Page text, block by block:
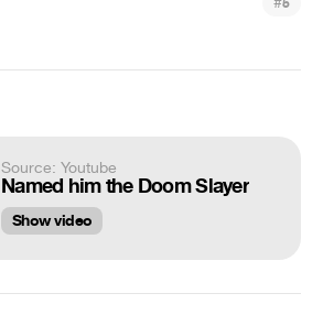
Source: Youtube
Named him the Doom Slayer
Show video